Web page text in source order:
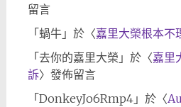
留言
「蝸牛」於〈嘉里大榮根本不
「去你的嘉里大榮 」於〈嘉里
訴〉發佈留言
「DonkeyJo6Rmp4」於〈